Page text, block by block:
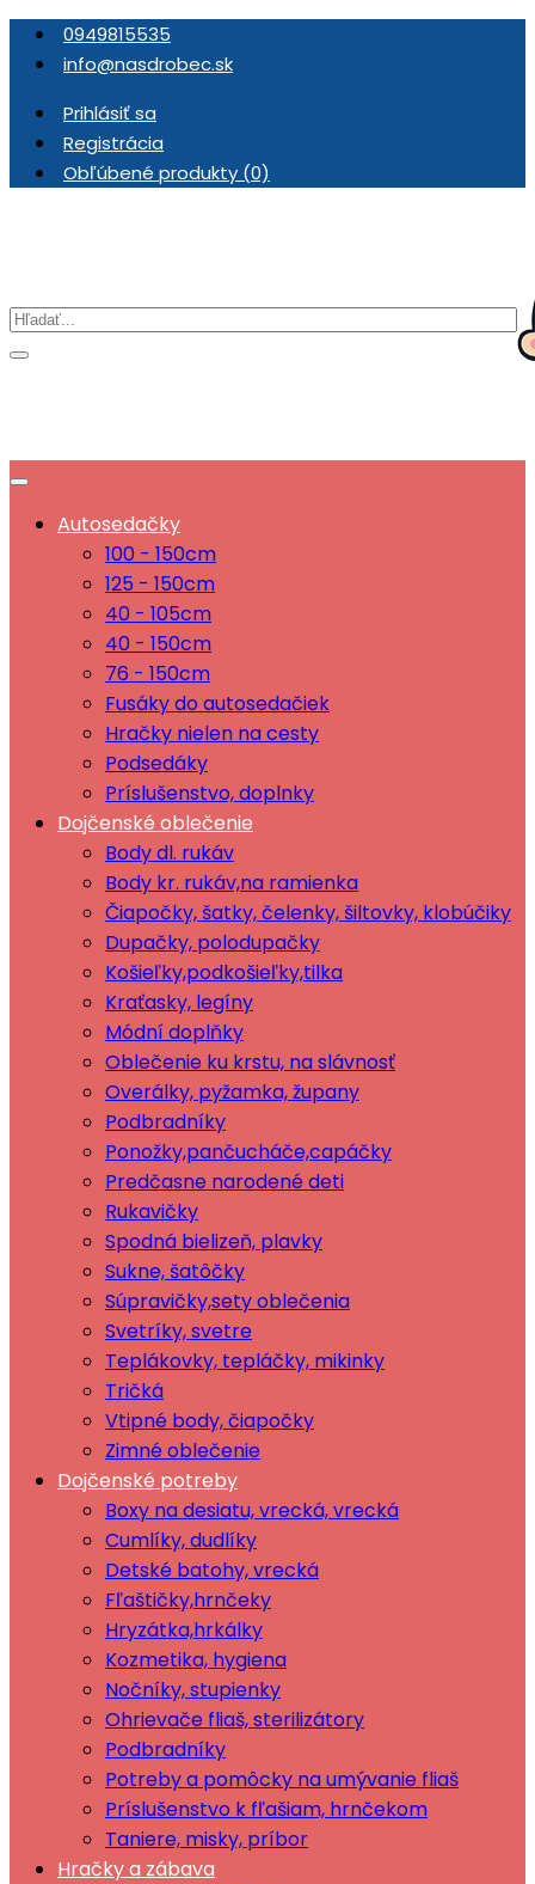
0949815535
info@nasdrobec.sk
Prihlásiť sa
Registrácia
Obľúbené produkty (0)
Autosedačky
100 - 150cm
125 - 150cm
40 - 105cm
40 - 150cm
76 - 150cm
Fusáky do autosedačiek
Hračky nielen na cesty
Podsedáky
Príslušenstvo, doplnky
Dojčenské oblečenie
Body dl. rukáv
Body kr. rukáv,na ramienka
Čiapočky, šatky, čelenky, šiltovky, klobúčiky
Dupačky, polodupačky
Košieľky,podkošieľky,tilka
Kraťasky, legíny
Módní doplňky
Oblečenie ku krstu, na slávnosť
Overálky, pyžamka, župany
Podbradníky
Ponožky,pančucháče,capáčky
Predčasne narodené deti
Rukavičky
Spodná bielizeň, plavky
Sukne, šatôčky
Súpravičky,sety oblečenia
Svetríky, svetre
Teplákovky, tepláčky, mikinky
Tričká
Vtipné body, čiapočky
Zimné oblečenie
Dojčenské potreby
Boxy na desiatu, vrecká, vrecká
Cumlíky, dudlíky
Detské batohy, vrecká
Fľaštičky,hrnčeky
Hryzátka,hrkálky
Kozmetika, hygiena
Nočníky, stupienky
Ohrievače fliaš, sterilizátory
Podbradníky
Potreby a pomôcky na umývanie fliaš
Príslušenstvo k fľašiam, hrnčekom
Taniere, misky, príbor
Hračky a zábava